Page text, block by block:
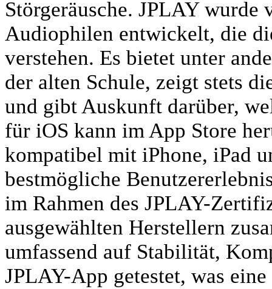
Störgeräusche. JPLAY
Audiophilen entwickelt, die
verstehen. Es bietet unter
der alten Schule, zeigt stets
und gibt Auskunft darüber,
für iOS kann im App Store
kompatibel mit iPhone, iPad
bestmögliche
im Rahmen des JPLAY-
ausgewählten Herstellern
umfassend auf Stabilität,
JPLAY-App getestet, was